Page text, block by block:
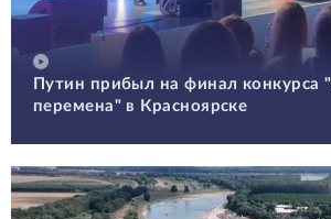
Путин прибыл на финал конкурса
перемена" в Красноярске